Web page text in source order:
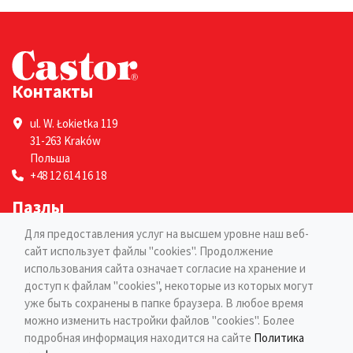
Контакты
ul. W. Łokietka 119
31-263 Kraków
Польша
+48 12 614 16 18
Пазлы
Для взрослых
Для детей
Страницы
Блог
Контакты
Для предоставления услуг на высшем уровне наш веб-
сайт использует файлы "cookies". Продолжение
использования сайта означает согласие на хранение и
доступ к файлам "cookies", некоторые из которых могут
уже быть сохранены в папке браузера. В любое время
можно изменить настройки файлов "cookies". Более
подробная информация находится на сайте Политика